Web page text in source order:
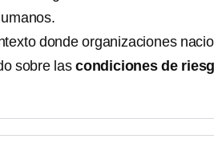
donde organizaciones
sobre lascondiciones de